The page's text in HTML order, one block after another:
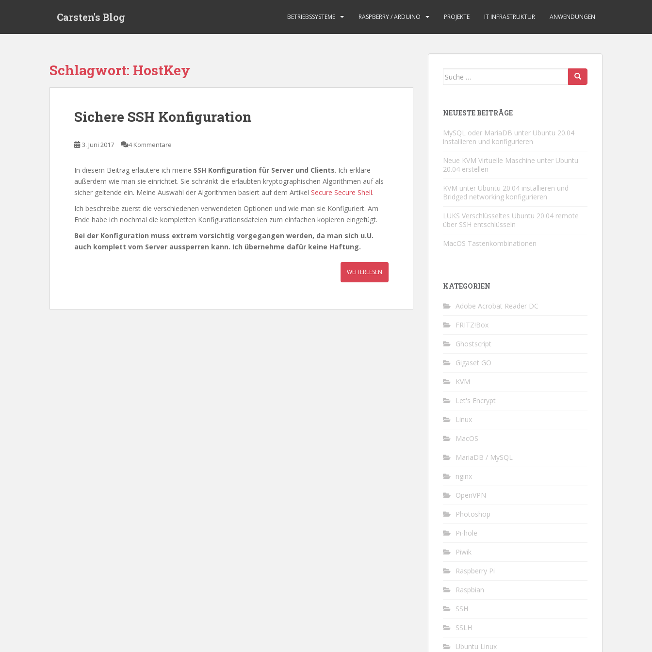
Carsten's Blog BETRIEBSSYSTEME RASPBERRY / ARDUINO PROJEKTE IT INFRASTRUKTUR ANWENDUNGEN
Schlagwort: HostKey
Sichere SSH Konfiguration
3. Juni 2017 4 Kommentare
In diesem Beitrag erläutere ich meine SSH Konfiguration für Server und Clients. Ich erkläre
außerdem wie man sie einrichtet. Sie schränkt die erlaubten kryptographischen Algorithmen auf als
sicher geltende ein. Meine Auswahl der Algorithmen basiert auf dem Artikel Secure Secure Shell.
Ich beschreibe zuerst die verschiedenen verwendeten Optionen und wie man sie Konfiguriert. Am
Ende habe ich nochmal die kompletten Konfigurationsdateien zum einfachen kopieren eingefügt.
Bei der Konfiguration muss extrem vorsichtig vorgegangen werden, da man sich u.U.
auch komplett vom Server aussperren kann. Ich übernehme dafür keine Haftung.
WEITERLESEN
Suche
NEUESTE BEITRÄGE
MySQL oder MariaDB unter Ubuntu 20.04
installieren und konfigurieren
Neue KVM Virtuelle Maschine unter Ubuntu
20.04 erstellen
KVM unter Ubuntu 20.04 installieren und
Bridged networking konfigurieren
LUKS Verschlüsseltes Ubuntu 20.04 remote
über SSH entschlüsseln
MacOS Tastenkombinationen
KATEGORIEN
Adobe Acrobat Reader DC
FRITZ!Box
Ghostscript
Gigaset GO
KVM
Let's Encrypt
Linux
MacOS
MariaDB / MySQL
nginx
OpenVPN
Photoshop
Pi-hole
Piwik
Raspberry Pi
Raspbian
SSH
SSLH
Ubuntu Linux